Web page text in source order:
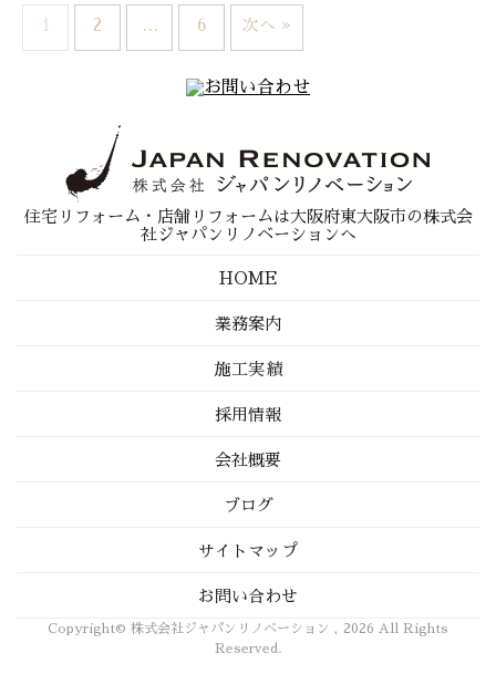
1 2 6 次へ »
住宅リフォーム・店舗リフォームは大阪府東大阪市の株式会
社ジャパンリノベーションへ
HOME
業務案内
施工実績
採用情報
会社概要
ブログ
サイトマップ
お問い合わせ
Copyright© 株式会社ジャパンリノベーション , 2026 All Rights
Reserved.